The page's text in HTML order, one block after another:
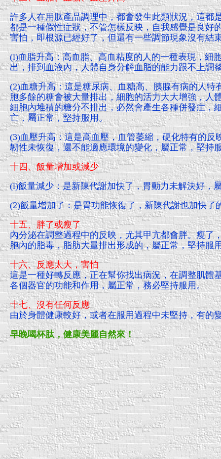
許多人在用肽產品調理中，都會發生此類狀況，這都
都是一種假性症狀，不管怎樣反映，自我感覺是良好
害怕，即根源已經好了，但還有一些調節現象沒有結
(l)血脂升高：高血脂、高血粘度的人的一種表現，細
出，排到血液內，人體自身分解血脂的能力跟不上調
(2)血糖升高：這是糖尿病、血糖高、胰腺有病的人特
胞多餘的糖會被大量排出，細胞的活力大大增強，人
細胞內堆積的糖分不排出，必然會產生各種併發症，
亡，屬正常，堅持服用。
(3)血壓升高：這是高血壓，血管萎縮，硬化特有的反
韌性未恢復，還不能適應環境的變化，屬正常，堅持
十四、飯量增加或減少
(l)飯量減少：是新陳代謝加快了，胃動力未解決好，
(2)飯量增加了：是胃功能恢復了，新陳代謝也加快了
十五、胖了或瘦了
內分泌在調整過程中的反映，尤其甲亢都會胖。瘦了
胞內的脂毒，脂肪大量排出形成的，屬正常，堅持服
十六、反應太大，害怕
這是一種好轉反應，正在幫你找出病況，在調整肌體
各個器官的功能和作用，屬正常，務必堅持服用。
十七、沒有任何反應
由於身體健康較好，或者在服用過程中未堅持，有的
早晚喝杯肽，健康美麗自然來！